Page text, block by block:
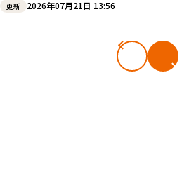
更新 2026年07月21日 13:56